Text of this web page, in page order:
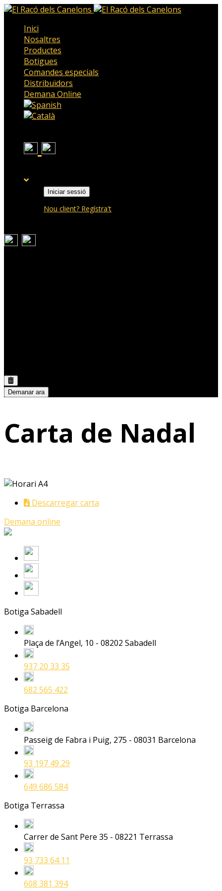
Inici
Nosaltres
Productes
Botigues
Comandes especials
Distribuïdors
Demana Online
Iniciar sessió
Nou client? Regístra't
Demanar ara
Carta de Nadal
Descarregar carta
Demana online
Botiga Sabadell
Plaça de l’Angel, 10 - 08202 Sabadell
937 20 33 35
682 565 422
Botiga Barcelona
Passeig de Fabra i Puig, 275 - 08031 Barcelona
93 197 49 29
649 686 584
Botiga Terrassa
Carrer de Sant Pere 35 - 08221 Terrassa
93 733 64 11
608 381 394